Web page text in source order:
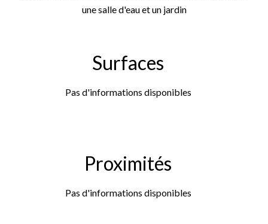
une salle d'eau et un jardin
Surfaces
Pas d'informations disponibles
Proximités
Pas d'informations disponibles